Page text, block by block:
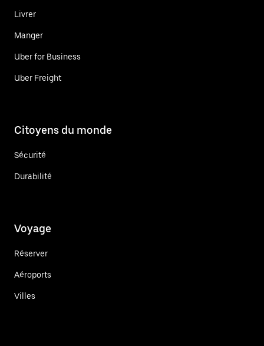
Livrer
Manger
Uber for Business
Uber Freight
Citoyens du monde
Sécurité
Durabilité
Voyage
Réserver
Aéroports
Villes